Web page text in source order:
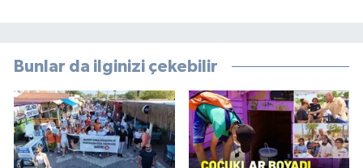
Bunlar da ilginizi çekebilir